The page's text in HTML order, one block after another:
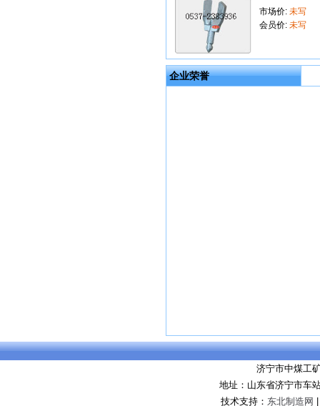
市场价: 未写
会员价: 未写
企业荣誉
济宁市中煤工
地址：山东省济宁市车
技术支持： 东北制造网